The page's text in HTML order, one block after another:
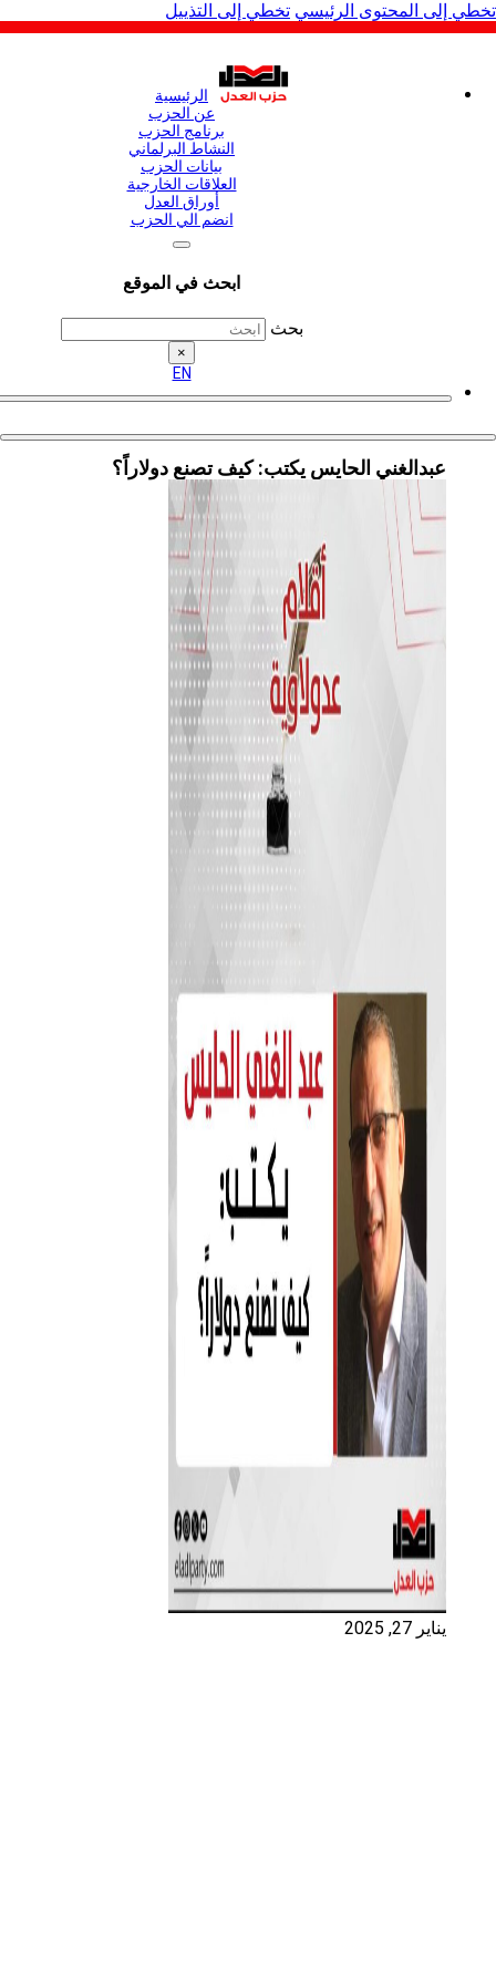
المحتوى الرئيسي تخطي إلى التذييل
الرئيسية
عن الحزب
برنامج الحزب
النشاط البرلماني
بيانات الحزب
العلاقات الخارجية
أوراق العدل
انضم الي الحزب
ابحث في الموقع
عبدالغني الحايس يكتب: كيف تصنع دولاراً؟